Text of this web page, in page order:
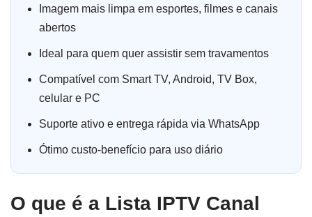
Imagem mais limpa em esportes, filmes e canais
abertos
Ideal para quem quer assistir sem travamentos
Compatível com Smart TV, Android, TV Box,
celular e PC
Suporte ativo e entrega rápida via WhatsApp
Ótimo custo-benefício para uso diário
O que é a Lista IPTV Canal